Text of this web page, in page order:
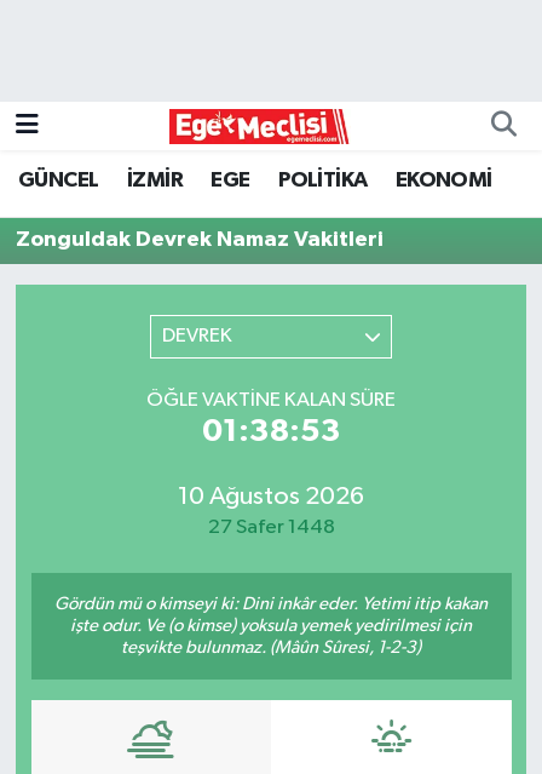
GÜNCEL İZMİR EGE POLİTİKA EKONOMİ
Zonguldak Devrek Namaz Vakitleri
DEVREK
ÖĞLE VAKTINE KALAN SÜRE
01:38:53
10 Ağustos 2026
27 Safer 1448
Gördün mü o kimseyi ki: Dini inkâr eder. Yetimi itip kakan
işte odur. Ve (o kimse) yoksula yemek yedirilmesi için
teşvikte bulunmaz. (Mâûn Sûresi, 1-2-3)
GÜNCEL
ÖZEL HABER
POLİTİKA